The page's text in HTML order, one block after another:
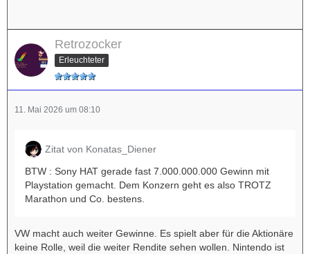
Retrozocker
Erleuchteter
11. Mai 2026 um 08:10
Zitat von Konatas_Diener
BTW : Sony HAT gerade fast 7.000.000.000 Gewinn mit
Playstation gemacht. Dem Konzern geht es also TROTZ
Marathon und Co. bestens.
VW macht auch weiter Gewinne. Es spielt aber für die Aktionäre
keine Rolle, weil die weiter Rendite sehen wollen. Nintendo ist